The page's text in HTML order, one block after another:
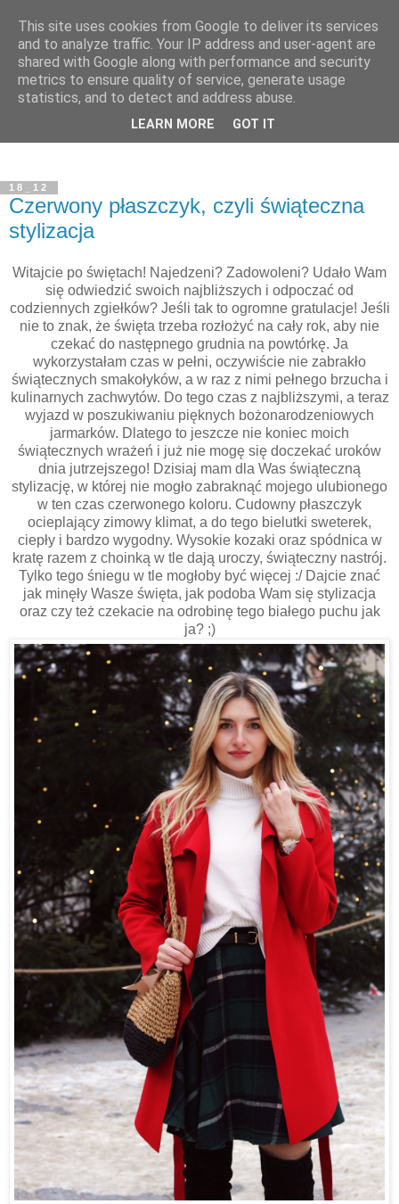
18_12
Czerwony płaszczyk, czyli świąteczna
stylizacja
Witajcie po świętach! Najedzeni? Zadowoleni? Udało Wam
się odwiedzić swoich najbliższych i odpoczać od
codziennych zgiełków? Jeśli tak to ogromne gratulacje! Jeśli
nie to znak, że święta trzeba rozłożyć na cały rok, aby nie
czekać do następnego grudnia na powtórkę. Ja
wykorzystałam czas w pełni, oczywiście nie zabrakło
świątecznych smakołyków, a w raz z nimi pełnego brzucha i
kulinarnych zachwytów. Do tego czas z najbliższymi, a teraz
wyjazd w poszukiwaniu pięknych bożonarodzeniowych
jarmarków. Dlatego to jeszcze nie koniec moich
świątecznych wrażeń i już nie mogę się doczekać uroków
dnia jutrzejszego! Dzisiaj mam dla Was świąteczną
stylizację, w której nie mogło zabraknąć mojego ulubionego
w ten czas czerwonego koloru. Cudowny płaszczyk
ocieplający zimowy klimat, a do tego bielutki sweterek,
ciepły i bardzo wygodny. Wysokie kozaki oraz spódnica w
kratę razem z choinką w tle dają uroczy, świąteczny nastrój.
Tylko tego śniegu w tle mogłoby być więcej :/ Dajcie znać
jak minęły Wasze święta, jak podoba Wam się stylizacja
oraz czy też czekacie na odrobinę tego białego puchu jak
ja? ;)
This site uses cookies from Google to deliver its services
and to analyze traffic. Your IP address and user-agent are
shared with Google along with performance and security
metrics to ensure quality of service, generate usage
statistics, and to detect and address abuse.
LEARN MORE GOT IT